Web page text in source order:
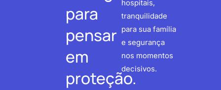
para
pensar
em
proteção.
hospitais,
tranquilidade
para sua família
e segurança
nos momentos
decisivos.